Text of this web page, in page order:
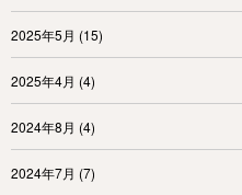
2025年5月 (15)
2025年4月 (4)
2024年8月 (4)
2024年7月 (7)